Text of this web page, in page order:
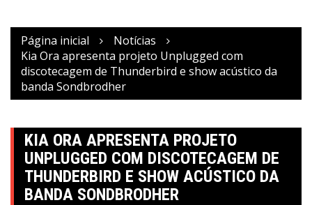
Página inicial
Notícias
Kia Ora apresenta projeto Unplugged com
discotecagem de Thunderbird e show acústico da
banda Sondbrodher
KIA ORA APRESENTA PROJETO
UNPLUGGED COM DISCOTECAGEM DE
THUNDERBIRD E SHOW ACÚSTICO DA
BANDA SONDBRODHER